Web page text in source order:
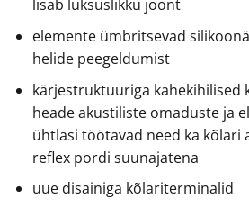
lisab luksuslikku joont
elemente ümbritsevad
helide peegeldumist
kärjestruktuuriga kahekihilised
heade akustiliste omaduste ja
ühtlasi töötavad need ka kõlari
reflex pordi suunajatena
uue disainiga kõlariterminalid